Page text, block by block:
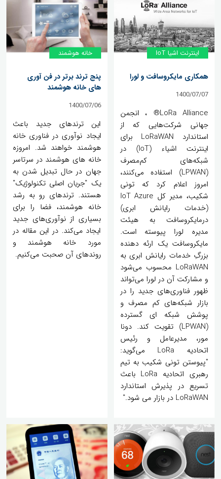
اینترنت اشیا IoT
همکاری مایکروسافت و لورا
1400/07/07
LoRa Alliance® ، انجمن
جهانی شرکت‌هایی که از
استاندارد LoRaWAN برای
اینترنت اشیاء (IoT) در
شبکه‌های کم‌مصرف
(LPWAN) استفاده می‌کنند،
امروز اعلام کرد که تونی
شکیب، مدیر کل IoT Azure
(خدمات رایانش ابری)
درمایکروسافت به هیئت
مدیره لورا پیوسته است.
مایکروسافت یک ارئه دهنده
بزرگِ خدمات رایانش ابری به
LoRaWAN محسوب می‌شود
و مشارکت آن در لورا می‌تواند
ظهور فناوری‌های جدید را در
بازار شبکه‌های کم مصرف و
پوشش شبکه ای گسترده
(LPWAN) تقویت کند. دونا
مور، مدیرعامل و رئیس
اتحادیه LoRa می‌گوید:
"پیوستن تونی شکیب به تیم
رهبری اتحادیه LoRa باعث
تسریع در پذیرش استاندارد
LoRaWAN در بازار می شود."
خانه هوشمند
پنج ترند برتر در فن آوری
های خانه هوشمند
1400/07/06
این ترندهای جدید باعث
ایجاد نوآوری در فناوری خانه
هوشمند خواهند شد. امروزه
خانه های هوشمند در سرتاسر
جهان در حال تبدیل شدن به
یک "جریان اصلی تکنولوژیک"
هستند. ترندهای رو به رشد
خانه هوشمند، فضا را برای
بسیاری از نوآوری‌های جدید
ایجاد می‌کند. در این مقاله در
مورد خانه هوشمند و
روندهای آن صحبت می‌کنیم.